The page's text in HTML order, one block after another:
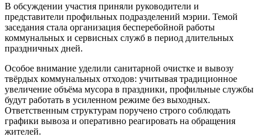
В обсуждении участия приняли руководители и
представители профильных подразделений мэрии. Темой
заседания стала организация бесперебойной работы
коммунальных и сервисных служб в период длительных
праздничных дней.
Особое внимание уделили санитарной очистке и вывозу
твёрдых коммунальных отходов: учитывая традиционное
увеличение объёма мусора в праздники, профильные службы
будут работать в усиленном режиме без выходных.
Ответственным структурам поручено строго соблюдать
графики вывоза и оперативно реагировать на обращения
жителей.